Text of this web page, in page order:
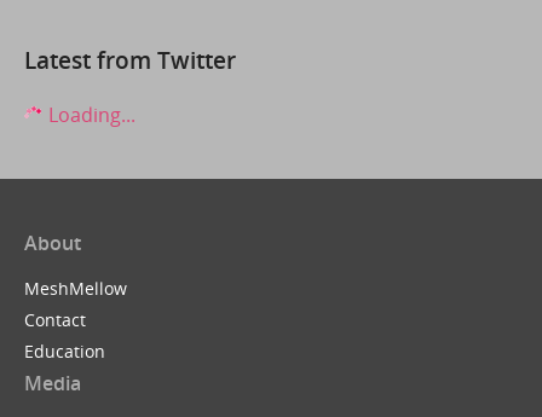
Latest from Twitter
Loading...
About
MeshMellow
Contact
Education
Media